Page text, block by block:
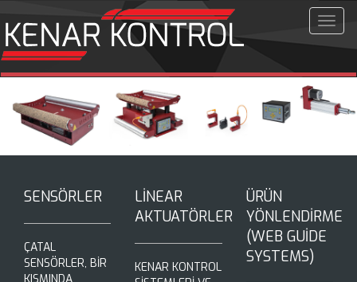
Menü
SENSÖRLER
ÇATAL
SENSÖRLER, BİR
LİNEAR
AKTUATÖRLER
KENAR KONTROL
ÜRÜN
YÖNLENDİRME
(WEB GUİDE
SYSTEMS)